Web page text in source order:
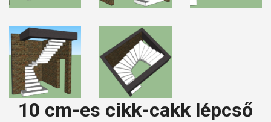
10 cm-es cikk-cakk lépcső